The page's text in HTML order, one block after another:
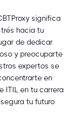
significa
hacia tu
de dedicar
y preocuparte
expertos se
en
ITIL en tu carrera
tu futuro